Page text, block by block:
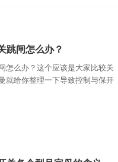
跳闸怎么办？
怎么办？这个应该是大家比较关
就给你整理一下导致控制与保开